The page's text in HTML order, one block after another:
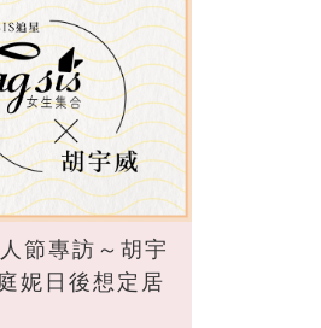
節專訪～胡宇
妮日後想定居